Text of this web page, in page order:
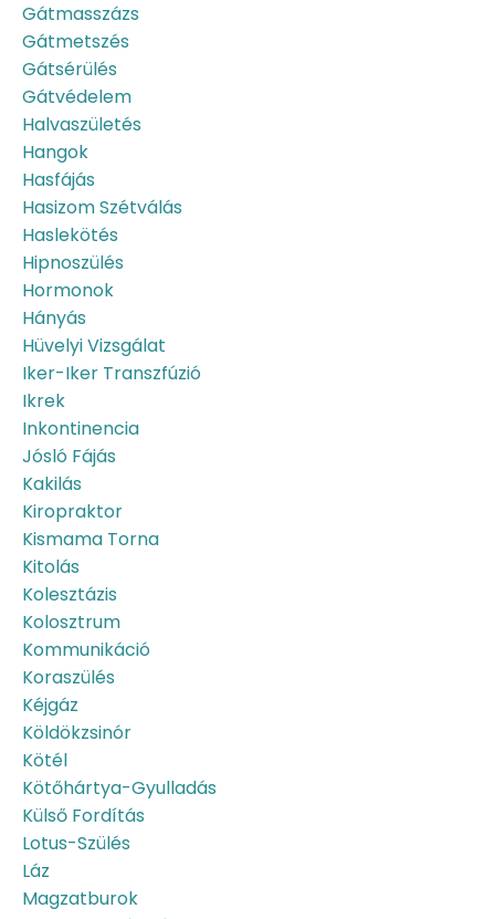
Gátmasszázs
Gátmetszés
Gátsérülés
Gátvédelem
Halvaszületés
Hangok
Hasfájás
Hasizom Szétválás
Haslekötés
Hipnoszülés
Hormonok
Hányás
Hüvelyi Vizsgálat
Iker-Iker Transzfúzió
Ikrek
Inkontinencia
Jósló Fájás
Kakilás
Kiropraktor
Kismama Torna
Kitolás
Kolesztázis
Kolosztrum
Kommunikáció
Koraszülés
Kéjgáz
Köldökzsinór
Kötél
Kötőhártya-Gyulladás
Külső Fordítás
Lotus-Szülés
Láz
Magzatburok